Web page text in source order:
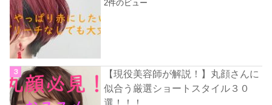
2件のビュー
【現役美容師が解説！】丸顔さんに
似合う厳選ショートスタイル３０
選！！！